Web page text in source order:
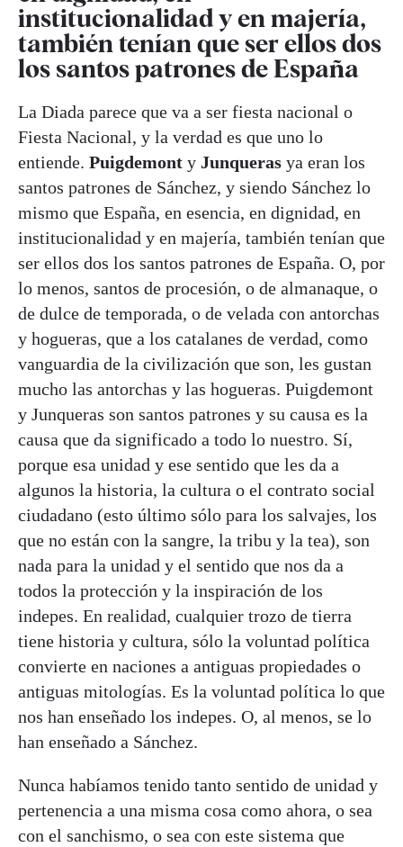
institucionalidad y en majería,
también tenían que ser ellos dos
los santos patrones de España
La Diada parece que va a ser fiesta nacional o
Fiesta Nacional, y la verdad es que uno lo
entiende. Puigdemont y Junqueras ya eran los
santos patrones de Sánchez, y siendo Sánchez lo
mismo que España, en esencia, en dignidad, en
institucionalidad y en majería, también tenían que
ser ellos dos los santos patrones de España. O, por
lo menos, santos de procesión, o de almanaque, o
de dulce de temporada, o de velada con antorchas
y hogueras, que a los catalanes de verdad, como
vanguardia de la civilización que son, les gustan
mucho las antorchas y las hogueras. Puigdemont
y Junqueras son santos patrones y su causa es la
causa que da significado a todo lo nuestro. Sí,
porque esa unidad y ese sentido que les da a
algunos la historia, la cultura o el contrato social
ciudadano (esto último sólo para los salvajes, los
que no están con la sangre, la tribu y la tea), son
nada para la unidad y el sentido que nos da a
todos la protección y la inspiración de los
indepes. En realidad, cualquier trozo de tierra
tiene historia y cultura, sólo la voluntad política
convierte en naciones a antiguas propiedades o
antiguas mitologías. Es la voluntad política lo que
nos han enseñado los indepes. O, al menos, se lo
han enseñado a Sánchez.
Nunca habíamos tenido tanto sentido de unidad y
pertenencia a una misma cosa como ahora, o sea
con el sanchismo, o sea con este sistema que